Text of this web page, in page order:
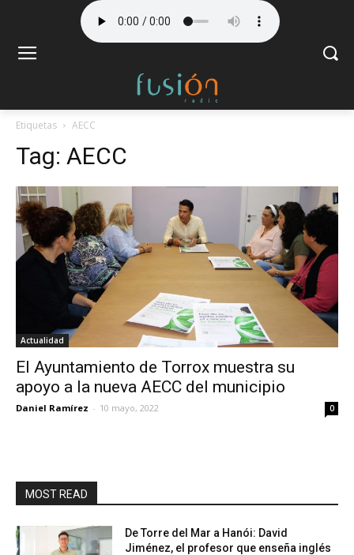
Etiquetas AECC
Tag: AECC
Actualidad
El Ayuntamiento de Torrox muestra su
apoyo a la nueva AECC del municipio
Daniel Ramírez - 10 mayo, 2022 0
MOST READ
De Torre del Mar a Hanói: David
Jiménez, el profesor que enseña inglés